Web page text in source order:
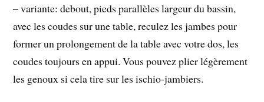
– variante: debout, pieds parallèles largeur du bassin,
avec les coudes sur une table, reculez les jambes pour
former un prolongement de la table avec votre dos, les
coudes toujours en appui. Vous pouvez plier légèrement
les genoux si cela tire sur les ischio-jambiers.